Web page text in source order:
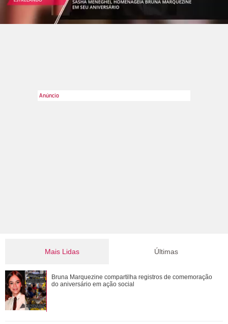
Porém, em fevereiro de 2014, a própria assessoria de
Mais Lidas
Tony Ramos faz homenagem em aniversário de Nathalia
Timberg
Últimas
Bruna Marquezine compartilha registros de comemoração
do aniversário em ação social